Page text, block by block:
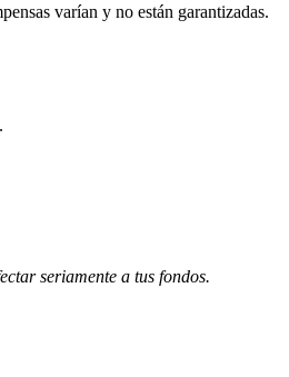
varían y no están garantizadas.
seriamente a tus fondos.